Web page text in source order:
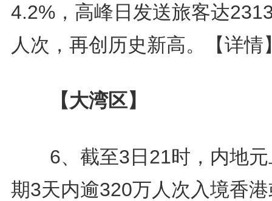
4.2%，高峰日发送旅客达
人次，再创历史新高。
【详情
【大湾区】
6、截至3日21时，内地元
期3天内逾320万人次入境香